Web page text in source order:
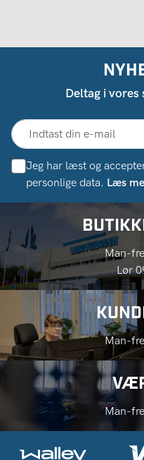
Deltag i
Jeg har læst og
personlige data. Læs
Man-
Lør
Man-
Man-